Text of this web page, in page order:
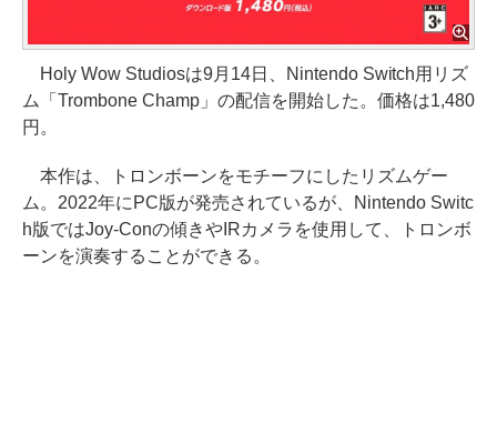
Holy Wow Studiosは9月14日、Nintendo Switch用リズ
ム「Trombone Champ」の配信を開始した。価格は1,480
円。
本作は、トロンボーンをモチーフにしたリズムゲー
ム。2022年にPC版が発売されているが、Nintendo Switc
h版ではJoy-Conの傾きやIRカメラを使用して、トロンボ
ーンを演奏することができる。